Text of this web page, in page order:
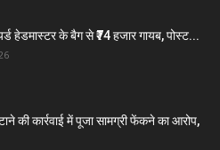
हेडमास्टर के बैग से ₹74 हजार गायब, पोस्ट...
की कार्रवाई में पूजा सामग्री फेंकने का आरोप,